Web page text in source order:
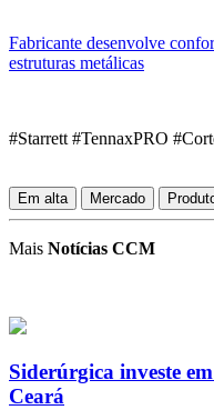
Fabricante desenvolve
estruturas metálicas
#Starrett #TennaxPRO
Em alta Mercado
Mais Notícias CCM
Siderúrgica investe
Ceará